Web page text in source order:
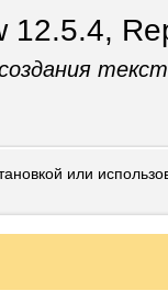
12.5.4,
или